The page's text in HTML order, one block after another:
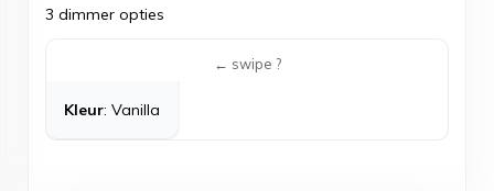
3 dimmer opties
Kleur: Vanilla